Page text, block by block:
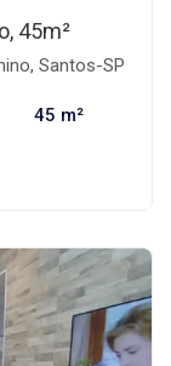
45m²
Santos-SP
45 m²